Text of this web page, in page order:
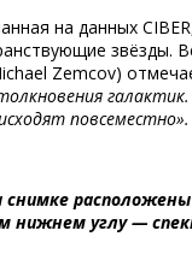
на данных
звёзды.
Zemcov)
повсеместно».
нижнем углу —